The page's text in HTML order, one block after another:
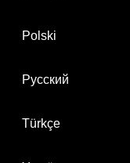
Polski
Русский
Türkçe